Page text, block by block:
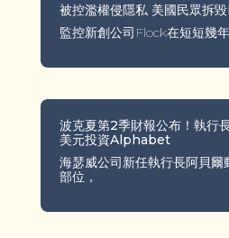
被控濫權侵隱私 美國民眾拆
監控新創公司Flock在短短幾
波克夏第2季財報公布！執行
美元投資Alphabet
海瑟威公司新任執行長阿貝爾
部位，